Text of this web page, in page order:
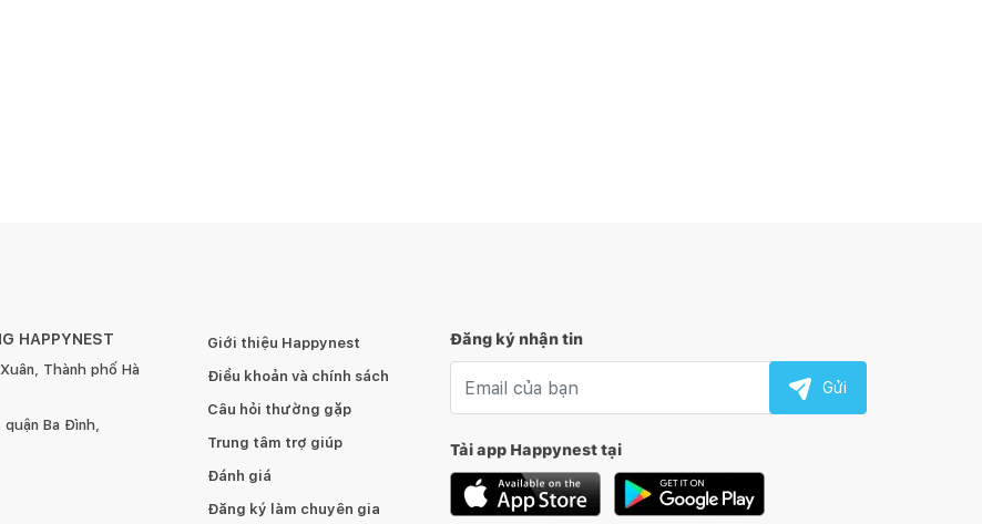
HAPPYNEST
Thành phố Hà
quận Ba Đình,
Giới thiệu Happynest
Điều khoản và chính sách
Câu hỏi thường gặp
Trung tâm trợ giúp
Đánh giá
Đăng ký làm chuyên gia
Đăng ký nhận tin
Gửi
Tải app Happynest tại